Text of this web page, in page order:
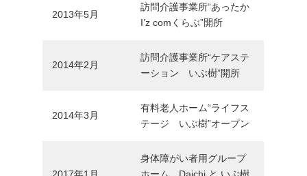
2013年5月
訪問介護事業所“あったか
I’z comくらぶ”開所
2014年2月
訪問介護事業所“ケアステ
ーション いぶ樹”開所
2014年3月
有料老人ホーム“ライフス
テージ いぶ樹”オープン
2017年1月
身体障がい者用グループ
ホーム Daichi と いぶ樹